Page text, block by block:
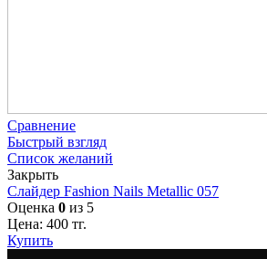
Сравнение
Быстрый взгляд
Список желаний
Закрыть
Слайдер Fashion Nails Metallic 057
Оценка 0 из 5
Цена: 400 тг.
Купить